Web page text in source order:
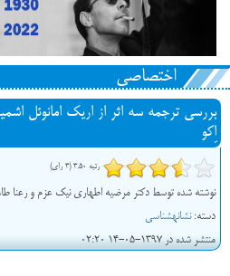
اختصاصی
بررسی ترجمه سه اثر از اریک امانوئل
اِکو
رتبه 3.50 (3 رای)
نوشته شده توسط دکتر مرضیه اطهاری نیک عزم و رعنا
دسته:نشانه‎شناسی
منتشر شده در 1397-05-14 02:20